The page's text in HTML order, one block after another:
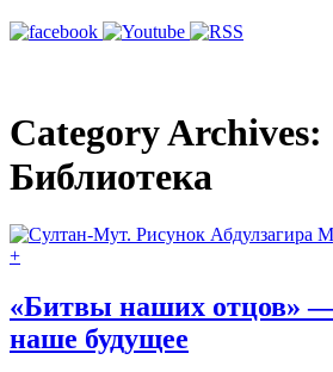
Category Archives:
Библиотека
+
«Битвы наших отцов»
наше будущее